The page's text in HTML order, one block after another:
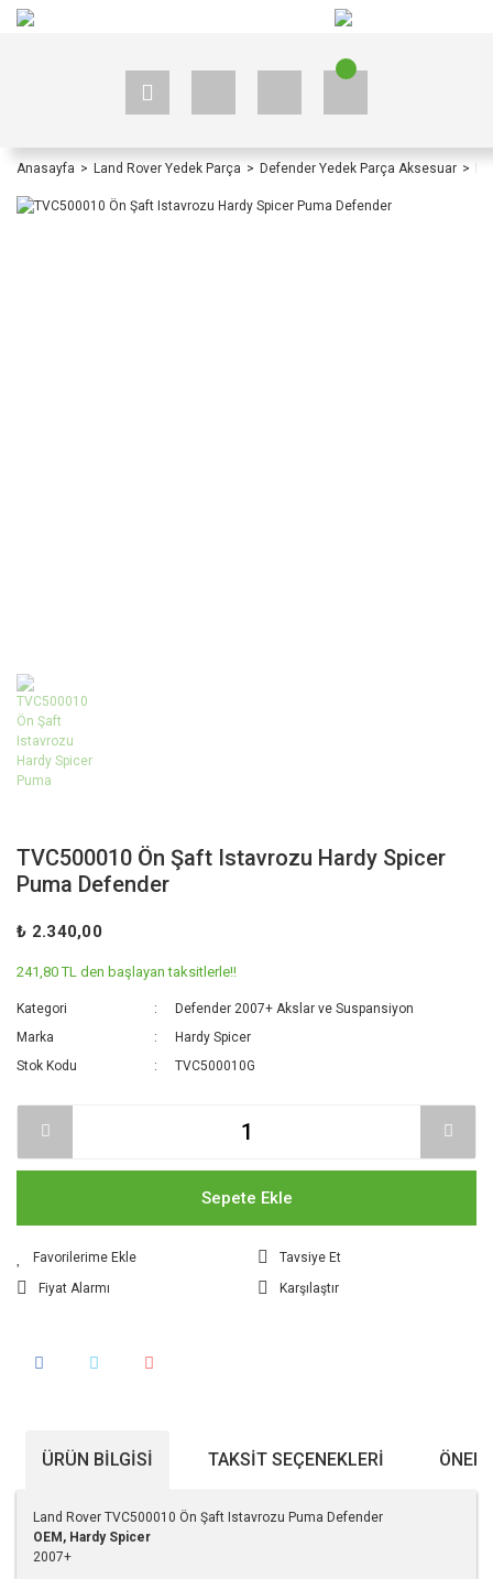
Anasayfa Land Rover Yedek Parça Defender Yedek Parça Aksesuar
TVC500010 Ön Şaft Istavrozu Hardy Spicer
Puma Defender
₺ 2.340,00
241,80 TL den başlayan taksitlerle!!
Kategori
Defender 2007+ Akslar ve Suspansiyon
Marka
Hardy Spicer
Stok Kodu
TVC500010G
Sepete Ekle
Tavsiye Et
Fiyat Alarmı
Karşılaştır
ÜRÜN BILGISI TAKSIT SEÇENEKLERI
Land Rover TVC500010 Ön Şaft Istavrozu Puma Defender
OEM, Hardy Spicer
2007+